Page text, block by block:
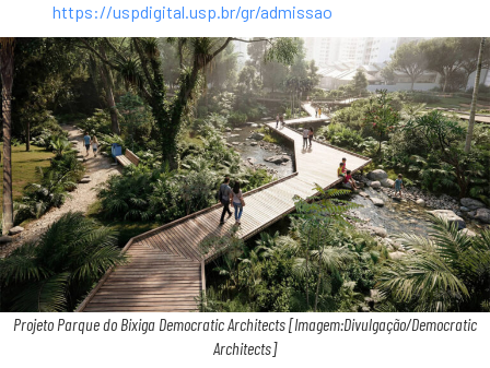
https://uspdigital.usp.br/gr/admissao
Projeto Parque do Bixiga Democratic Architects [Imagem:Divulgação/Democratic
Architects]